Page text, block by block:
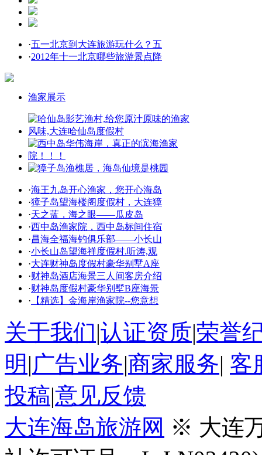
·五一北京到大连旅游玩什么？五
·2012年十一北京哪些旅游景点降
渔家展示
·海王九岛开心渔家，您开心海岛
·獐子岛望海楼阁度假村，大连獐
·天之蓝，海之眼——瓜皮岛
·西中岛渔家院，西中岛标间住宿
·昌海全福海钓俱乐部——小长山
·小长山岛望海祥度假村.听涛,观
·大连财神岛度假村豪华别墅A座
·财神岛酒店海景三人间客房介绍
·财神岛度假村豪华别墅B座海景
· 【精选】金海岸渔家院--您意想
关于我们|认证资质|荣誉
明 |广告业务|商家服务| 客
投稿|意见反馈
大连海岛旅游网 ※ 大连